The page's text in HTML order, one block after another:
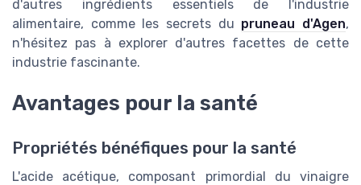
d'autres ingrédients essentiels de l'industrie
alimentaire, comme les secrets du pruneau d'Agen,
n'hésitez pas à explorer d'autres facettes de cette
industrie fascinante.
Avantages pour la santé
Propriétés bénéfiques pour la santé
L'acide acétique, composant primordial du vinaigre